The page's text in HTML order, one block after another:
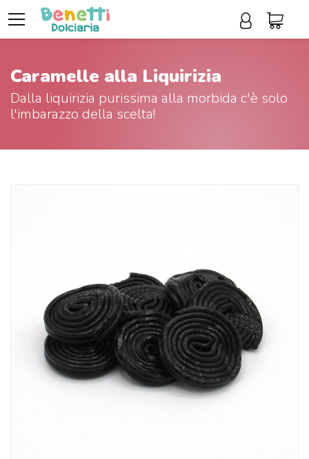
Caramelle alla Liquirizia
Dalla liquirizia purissima alla morbida c'è solo
l'imbarazzo della scelta!